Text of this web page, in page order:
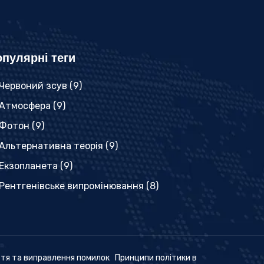
теги
Червоний зсув (9)
(9)
Фотон (9)
теорія (9)
Екзопланета (9)
Рентгенівське випромінювання (8)
та виправлення помилок Принципи політики в